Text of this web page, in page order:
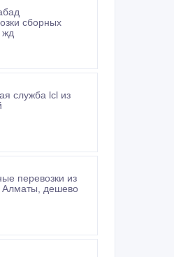
сборных
жд
служба lcl из
перевозки из
Алматы, дешево